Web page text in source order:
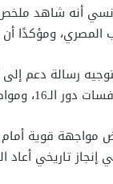
أنه شاهد ملخص
المصري، ومؤكدًا
رسالة دعم
التاريخ في مونديال 2026.
قوية أمام
إنجاز تاريخي